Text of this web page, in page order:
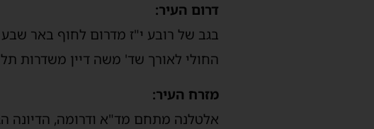
דרום העיר:
החולי לאורך שד' משה דיין משדרות
מזרח העיר:
אלטלנה מתחם מד"א ודרומה, הדיונה